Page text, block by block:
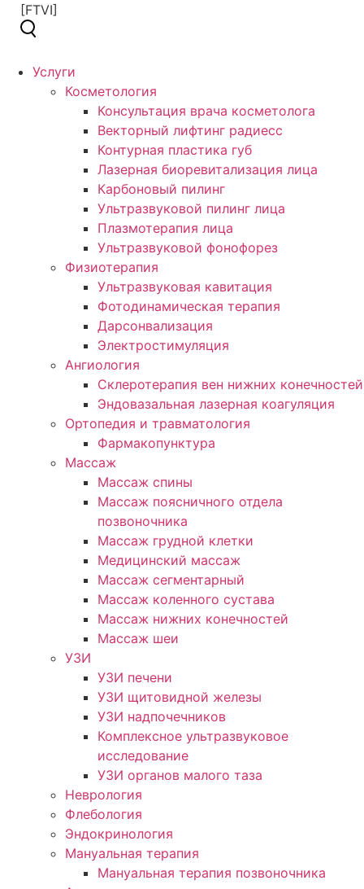
[FTVI]
Услуги
Косметология
Консультация врача косметолога
Векторный лифтинг радиесс
Контурная пластика губ
Лазерная биоревитализация лица
Карбоновый пилинг
Ультразвуковой пилинг лица
Плазмотерапия лица
Ультразвуковой фонофорез
Физиотерапия
Ультразвуковая кавитация
Фотодинамическая терапия
Дарсонвализация
Электростимуляция
Ангиология
Склеротерапия вен нижних конечностей
Эндовазальная лазерная коагуляция
Ортопедия и травматология
Фармакопунктура
Массаж
Массаж спины
Массаж поясничного отдела
позвоночника
Массаж грудной клетки
Медицинский массаж
Массаж сегментарный
Массаж коленного сустава
Массаж нижних конечностей
Массаж шеи
УЗИ
УЗИ печени
УЗИ щитовидной железы
УЗИ надпочечников
Комплексное ультразвуковое
исследование
УЗИ органов малого таза
Неврология
Флебология
Эндокринология
Мануальная терапия
Мануальная терапия позвоночника